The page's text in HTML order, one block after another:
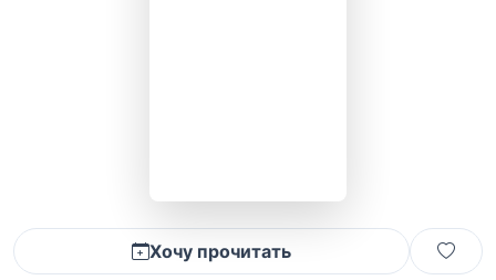
Хочу прочитать